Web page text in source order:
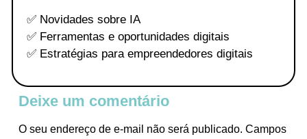
✅ Novidades sobre IA
✅ Ferramentas e oportunidades digitais
✅ Estratégias para empreendedores digitais
Deixe um comentário
O seu endereço de e-mail não será publicado. Campos